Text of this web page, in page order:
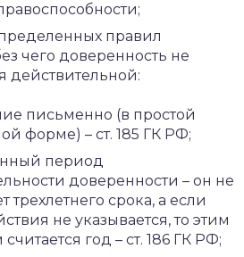
правил
чего доверенность не
действительной:
письменно (в простой
форме) – ст. 185 ГК РФ;
период
доверенности – он не
трехлетнего срока, а если
не указывается, то этим
год – ст. 186 ГК РФ;